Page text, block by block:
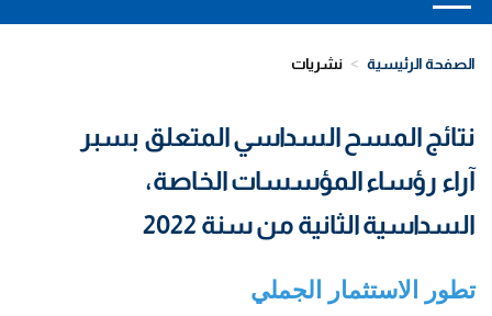
Main
navigation
الصفحة الرئيسية نشريات
نتائج المسح السداسي المتعلق بسبر
آراء رؤساء المؤسسات الخاصة،
السداسية الثانية من سنة 2022
تطور الاستثمار الجملي